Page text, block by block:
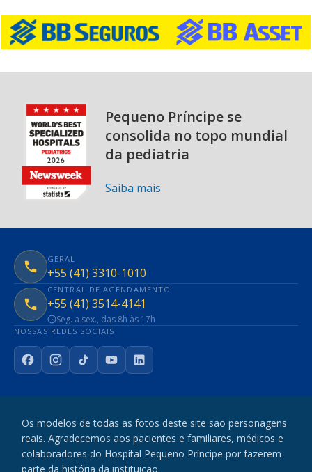
Pequeno Príncipe se
consolida no topo mundial
da pediatria
Saiba mais
GERAL
+55 (41) 3310-1010
CENTRAL DE AGENDAMENTO
+55 (41) 3514-4141
Seg. a sex., das 8h às 17h
NOSSAS REDES SOCIAIS
FacebookInstagram
TikTokYouTubeLinkedIn
Os modelos de todas as fotos deste site são personagens
reais. Agradecemos aos pacientes e familiares, médicos e
colaboradores do Hospital Pequeno Príncipe por fazerem
parte da história da instituição.